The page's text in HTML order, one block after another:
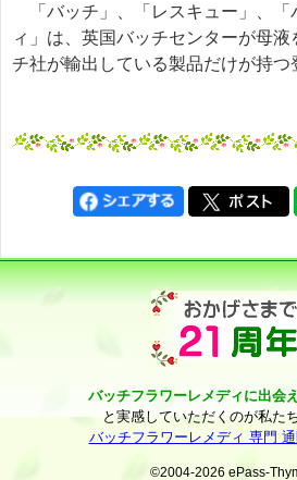
「バッチ」、「レスキュー」、「
ィ」は、英国バッチセンターが母
チ社が輸出している製品だけが持つ
バッチフラワーレメディに出会
と実感していただくのが私た
バッチフラワーレメディ 専門
©2004-2026 ePass-